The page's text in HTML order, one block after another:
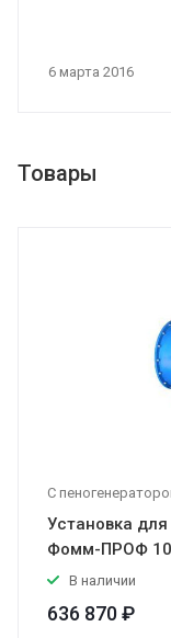
6 марта 2016
Товары
С
Установка
Фомм-ПРОФ
В наличии
636 870 ₽